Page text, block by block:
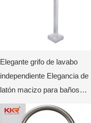
Elegante grifo de lavabo
independiente Elegancia de
latón macizo para baños
modernos KKR-FT2005